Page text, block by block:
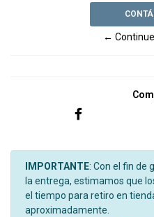
←
IMPORTANTE: Con el fin de
la entrega, estimamos que
el tiempo para retiro en
aproximadamente.